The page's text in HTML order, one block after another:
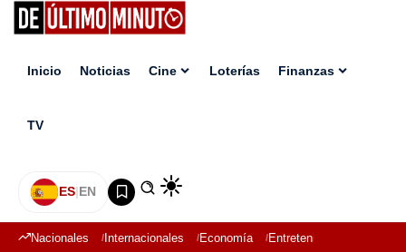
Inicio Noticias Cine Loterías Finanzas
TV
ES|EN
Nacionales Internacionales Economía Entretenimiento